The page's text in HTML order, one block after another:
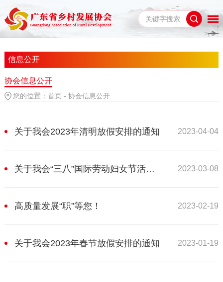
信息公开
协会信息公开
您的位置： 首页 - 协会信息公开
2023-04-04
关于我会2023年清明放假安排的通知
2023-03-08
关于我会“三八”国际劳动妇女节活动安排的通知
2023-02-19
高质量发展“职”等您！
2023-01-19
关于我会2023年春节放假安排的通知